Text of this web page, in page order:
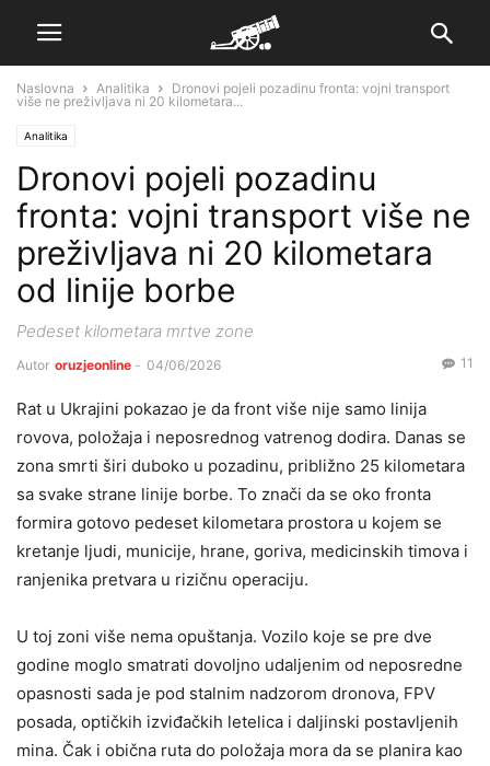
Naslovna Analitika
Dronovi pojeli pozadinu fronta: vojni transport
više ne preživljava ni 20 kilometara...
Analitika
Dronovi pojeli pozadinu
fronta: vojni transport više ne
preživljava ni 20 kilometara
od linije borbe
Pedeset kilometara mrtve zone
Autor oruzjeonline - 04/06/2026 11
Rat u Ukrajini pokazao je da front više nije samo linija
rovova, položaja i neposrednog vatrenog dodira. Danas se
zona smrti širi duboko u pozadinu, približno 25 kilometara
sa svake strane linije borbe. To znači da se oko fronta
formira gotovo pedeset kilometara prostora u kojem se
kretanje ljudi, municije, hrane, goriva, medicinskih timova i
ranjenika pretvara u rizičnu operaciju.
U toj zoni više nema opuštanja. Vozilo koje se pre dve
godine moglo smatrati dovoljno udaljenim od neposredne
opasnosti sada je pod stalnim nadzorom dronova, FPV
posada, optičkih izviđačkih letelica i daljinski postavljenih
mina. Čak i obična ruta do položaja mora da se planira kao